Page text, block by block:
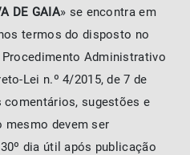
DE GAIA» se encontra em
termos do disposto no
Administrativo
Lei n.º 4/2015, de 7 de
sugestões e
devem ser
dia útil após publicação